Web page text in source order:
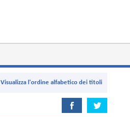
Visualizza l'ordine alfabetico dei titoli